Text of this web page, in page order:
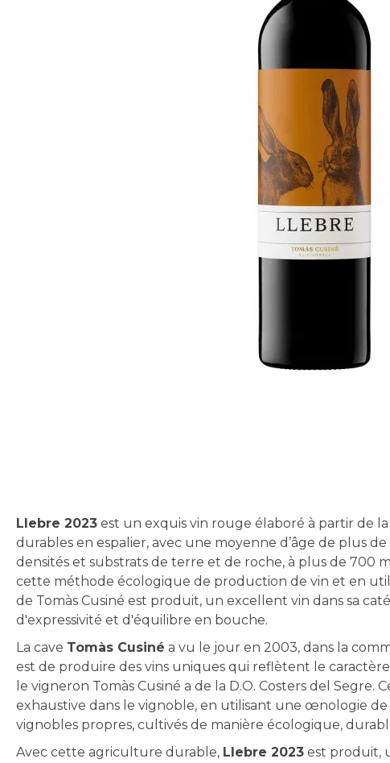
the
images
gallery
Llebre 2023 est un exquis vin rouge élaboré à partir de
durables en espalier, avec une moyenne d’âge de plus
densités et substrats de terre et de roche, à plus de 700
cette méthode écologique de production de vin et en
de Tomàs Cusiné est produit, un excellent vin dans sa
d'expressivité et d'équilibre en bouche.
La cave Tomàs Cusiné a vu le jour en 2003, dans la
est de produire des vins uniques qui reflètent le
le vigneron Tomàs Cusiné a de la D.O. Costers del Segre.
exhaustive dans le vignoble, en utilisant une œnologie de
vignobles propres, cultivés de manière écologique,
Avec cette agriculture durable, Llebre 2023 est produit,